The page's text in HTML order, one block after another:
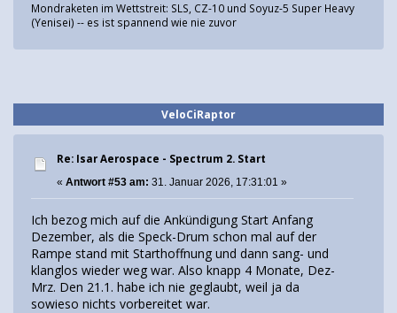
Mondraketen im Wettstreit: SLS, CZ-10 und Soyuz-5 Super Heavy
(Yenisei) -- es ist spannend wie nie zuvor
VeloCiRaptor
Re: Isar Aerospace - Spectrum 2. Start
« Antwort #53 am: 31. Januar 2026, 17:31:01 »
Ich bezog mich auf die Ankündigung Start Anfang
Dezember, als die Speck-Drum schon mal auf der
Rampe stand mit Starthoffnung und dann sang- und
klanglos wieder weg war. Also knapp 4 Monate, Dez-
Mrz. Den 21.1. habe ich nie geglaubt, weil ja da
sowieso nichts vorbereitet war.